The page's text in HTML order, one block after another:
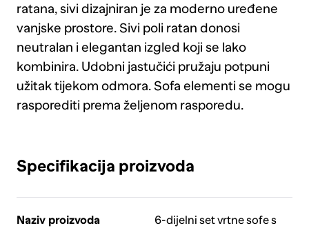
ratana, sivi dizajniran je za moderno uređene
vanjske prostore. Sivi poli ratan donosi
neutralan i elegantan izgled koji se lako
kombinira. Udobni jastučići pružaju potpuni
užitak tijekom odmora. Sofa elementi se mogu
rasporediti prema željenom rasporedu.
Specifikacija proizvoda
Naziv proizvoda
6-dijelni set vrtne sofe s